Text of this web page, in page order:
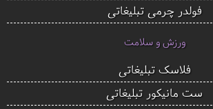
فولدر چرمی تبلیغاتی
ورزش و سلامت
فلاسک تبلیغاتی
ست مانیکور تبلیغاتی